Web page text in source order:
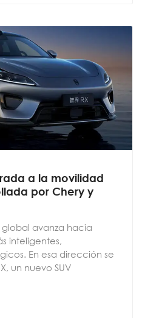
a la movilidad
por Chery y
global avanza hacia
inteligentes,
En esa dirección se
un nuevo SUV